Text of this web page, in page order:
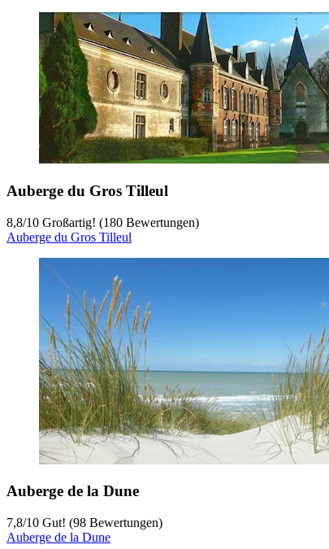
Auberge du Gros Tilleul
8,8/10 Großartig! (180 Bewertungen)
Auberge du Gros Tilleul
Auberge de la Dune
7,8/10 Gut! (98 Bewertungen)
Auberge de la Dune